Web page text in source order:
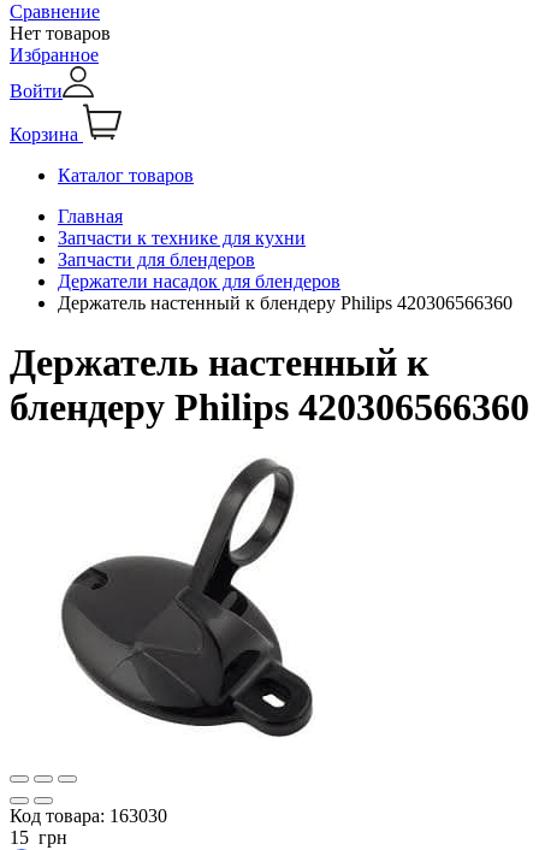
Сравнение
Нет товаров
Избранное
Войти
Корзина
Каталог товаров
Главная
Запчасти к технике для кухни
Запчасти для блендеров
Держатели насадок для блендеров
Держатель настенный к блендеру Philips 420306566360
Держатель настенный к
блендеру Philips 420306566360
Код товара: 163030
15 грн